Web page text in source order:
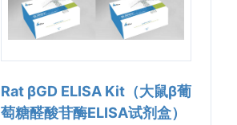
Rat βGD ELISA Kit（大鼠β葡
萄糖醛酸苷酶ELISA试剂盒）